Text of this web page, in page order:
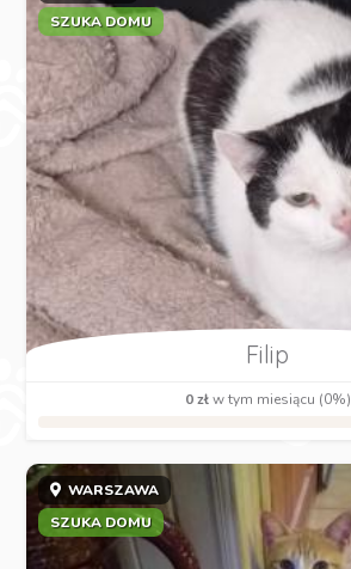
SZUKA DOMU
Filip
0 złw tym miesiącu (0%)
WARSZAWA
SZUKA DOMU